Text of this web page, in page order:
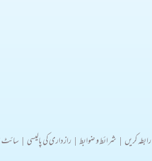
رابطہ کریں | شرائط و ضوابط | رازداری کی پالیسی |